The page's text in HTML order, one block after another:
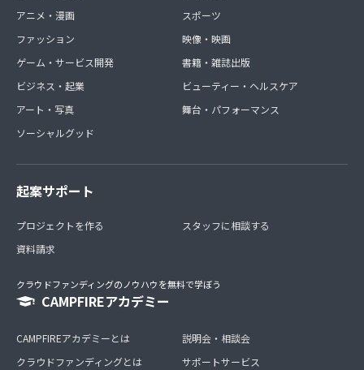
アニメ・漫画
ファッション
ゲーム・サービス開発
ビジネス・起業
アート・写真
ソーシャルグッド
スポーツ
映像・映画
書籍・雑誌出版
ビューティー・ヘルスケア
舞台・パフォーマンス
起案サポート
プロジェクトを作る
資料請求
スタッフに相談する
クラウドファンディングのノウハウを無料で学ぼう
CAMPFIREアカデミー
CAMPFIREアカデミーとは
クラウドファンディングとは
説明会・相談会
サポートサービス